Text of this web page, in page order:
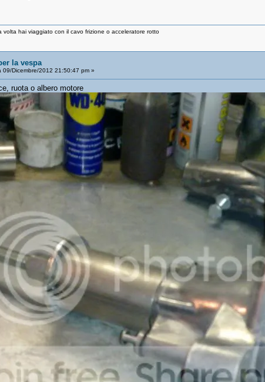
volta hai viaggiato con il cavo frizione o acceleratore rotto
la vespa
09/Dicembre/2012 21:50:47 pm »
ruota o albero motore